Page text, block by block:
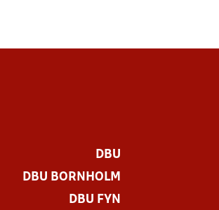
DBU
DBU BORNHOLM
DBU FYN